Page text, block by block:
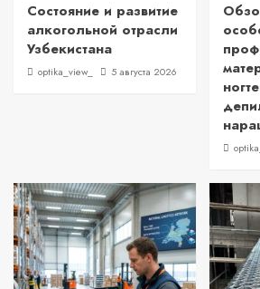
Состояние и развитие
алкогольной отрасли
Узбекистана
optika_view_ 5 августа 2026